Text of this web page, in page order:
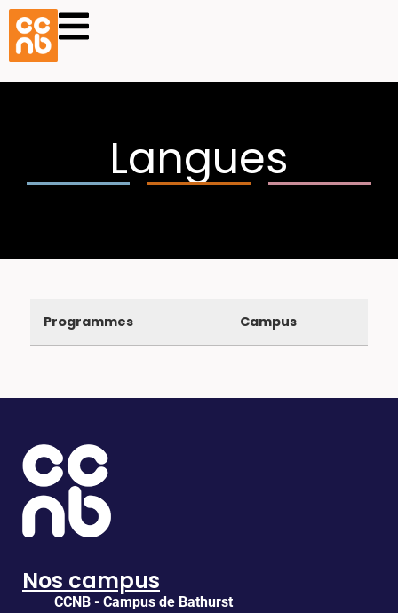
Langues
Programmes Campus
Nos campus
CCNB - Campus de Bathurst